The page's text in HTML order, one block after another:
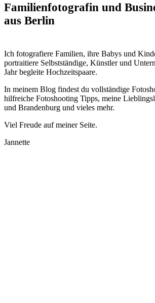
Familienfotografin und
aus Berlin
Ich fotografiere Familien, ihre Babys und
portraitiere Selbstständige, Künstler und
Jahr begleite Hochzeitspaare.
In meinem Blog findest du vollständige
hilfreiche Fotoshooting Tipps, meine
und Brandenburg und vieles mehr.
Viel Freude auf meiner Seite.
Jannette